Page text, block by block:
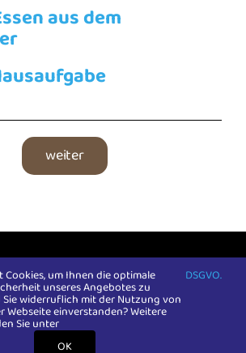
aus dem
weiter
Ideaalwerk gGmbH| Alle Rechte
|Impressum|DSGVO
LinkedIn
Instagram
Facebook
Cookies, um Ihnen die optimale
unseres Angebotes zu
Sie widerruflich mit der Nutzung von
Webseite einverstanden? Weitere
Sie unter
DSGVO.
OK